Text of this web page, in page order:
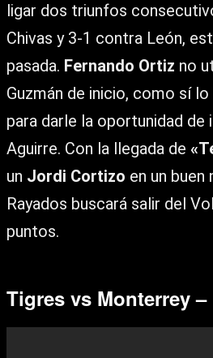
ligar dos triunfos
Chivas y 3-1 contra León,
pasada. Fernando Ortiz no
Guzmán de inicio, como sí
para darle la oportunidad de
Aguirre. Con la llegada de
un Jordi Cortizo en un buen
Rayados buscará salir del
puntos.
Tigres vs Monterrey